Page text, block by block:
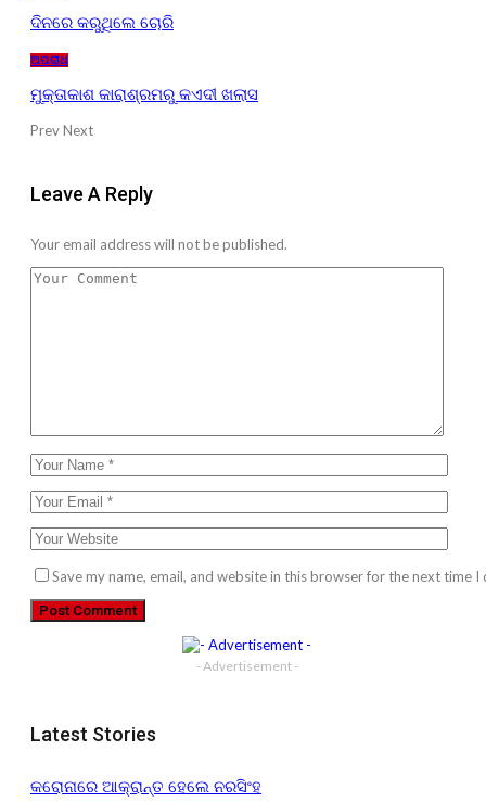
ଦିନରେ କରୁଥିଲେ ଚୋରି
ଅପରାଧ
ମୁକ୍ତାକାଶ କାରାଶ୍ରମରୁ କଏଦୀ ଖଲାସ
PrevNext
Leave A Reply
Your email address will not be published.
Save my name, email, and website in this browser for the next time I
- Advertisement -
Latest Stories
କରୋନାରେ ଆକ୍ରାନ୍ତ ହେଲେ ନରସିଂହ